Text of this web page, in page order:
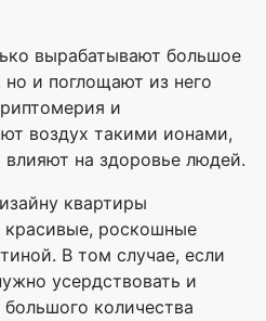
вырабатывают большое
и поглощают из него
и
воздух такими ионами,
на здоровье людей.
квартиры
красивые, роскошные
В том случае, если
усердствовать и
количества